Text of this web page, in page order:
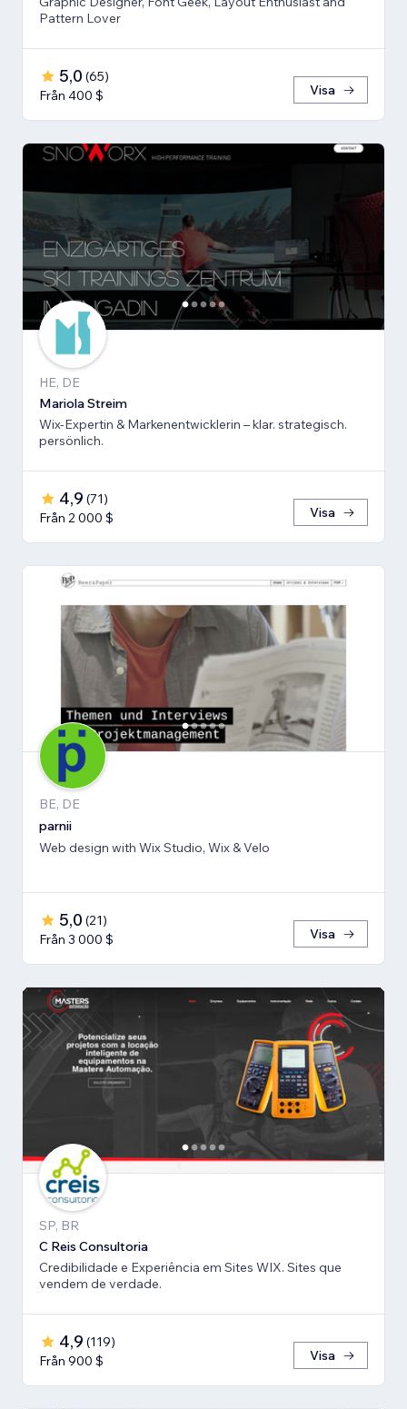
Pattern Lover
5,0 (65)
Från 400 $
Visa
HE, DE
Mariola Streim
Wix-Expertin & Markenentwicklerin – klar. strategisch.
persönlich.
4,9 (71)
Från 2 000 $
Visa
BE, DE
parnii
Web design with Wix Studio, Wix & Velo
5,0 (21)
Från 3 000 $
Visa
SP, BR
C Reis Consultoria
Credibilidade e Experiência em Sites WIX. Sites que
vendem de verdade.
4,9 (119)
Från 900 $
Visa